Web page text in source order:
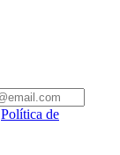
Política de